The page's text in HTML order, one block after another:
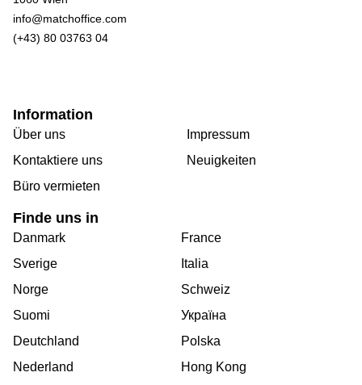
info@matchoffice.com
(+43) 80 03763 04
Information
Über uns
Kontaktiere uns
Büro vermieten
Impressum
Neuigkeiten
Finde uns in
Danmark
Sverige
Norge
Suomi
Deutchland
Nederland
France
Italia
Schweiz
Україна
Polska
Hong Kong